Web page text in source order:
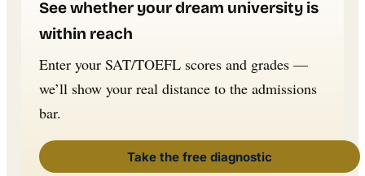
See whether your dream university is
within reach
Enter your SAT/TOEFL scores and grades —
we’ll show your real distance to the admissions
bar.
Take the free diagnostic